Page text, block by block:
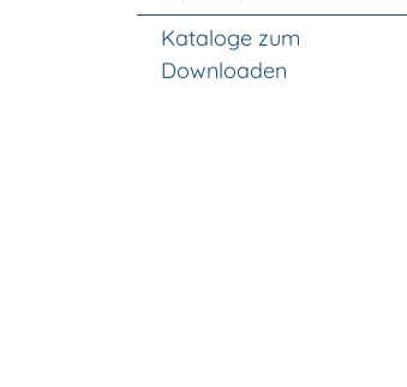
Kataloge zum
Downloaden